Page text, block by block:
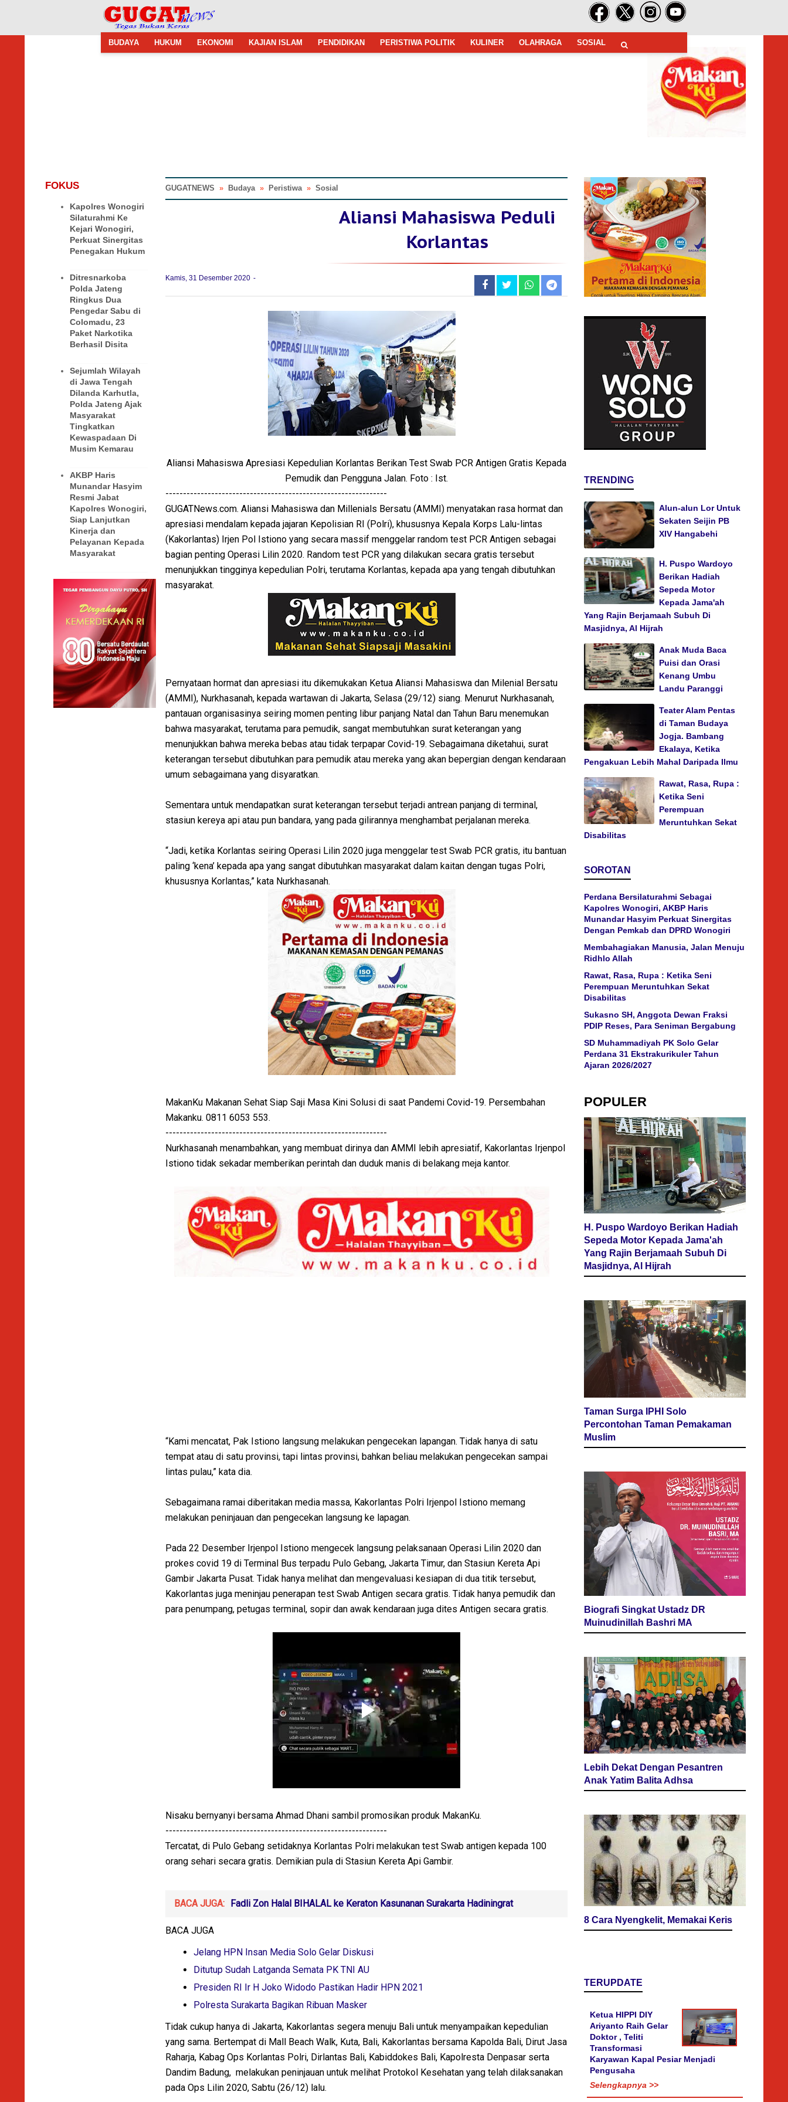
BUDAYA HUKUM EKONOMI KAJIAN ISLAM PENDIDIKAN PERISTIWA POLITIK KULINER OLAHRAGA SOSIAL
FOKUS
Kapolres Wonogiri
Silaturahmi Ke
Kejari Wonogiri,
Perkuat Sinergitas
Penegakan Hukum
Ditresnarkoba
Polda Jateng
Ringkus Dua
Pengedar Sabu di
Colomadu, 23
Paket Narkotika
Berhasil Disita
Sejumlah Wilayah
di Jawa Tengah
Dilanda Karhutla,
Polda Jateng Ajak
Masyarakat
Tingkatkan
Kewaspadaan Di
Musim Kemarau
AKBP Haris
Munandar Hasyim
Resmi Jabat
Kapolres Wonogiri,
Siap Lanjutkan
Kinerja dan
Pelayanan Kepada
Masyarakat
GUGATNEWS » Budaya » Peristiwa » Sosial
Aliansi Mahasiswa Peduli
Korlantas
Kamis, 31 Desember 2020
Aliansi Mahasiswa Apresiasi Kepedulian Korlantas Berikan Test Swab PCR Antigen Gratis Kepada
Pemudik dan Pengguna Jalan. Foto : Ist.
---------------------------------------------------------------
GUGATNews.com. Aliansi Mahasiswa dan Millenials Bersatu (AMMI) menyatakan rasa hormat dan
apresiasi mendalam kepada jajaran Kepolisian RI (Polri), khususnya Kepala Korps Lalu-lintas
(Kakorlantas) Irjen Pol Istiono yang secara massif menggelar random test PCR Antigen sebagai
bagian penting Operasi Lilin 2020. Random test PCR yang dilakukan secara gratis tersebut
menunjukkan tingginya kepedulian Polri, terutama Korlantas, kepada apa yang tengah dibutuhkan
masyarakat.
Pernyataan hormat dan apresiasi itu dikemukakan Ketua Aliansi Mahasiswa dan Milenial Bersatu
(AMMI), Nurkhasanah, kepada wartawan di Jakarta, Selasa (29/12) siang. Menurut Nurkhasanah,
pantauan organisasinya seiring momen penting libur panjang Natal dan Tahun Baru menemukan
bahwa masyarakat, terutama para pemudik, sangat membutuhkan surat keterangan yang
menunjukkan bahwa mereka bebas atau tidak terpapar Covid-19. Sebagaimana diketahui, surat
keterangan tersebut dibutuhkan para pemudik atau mereka yang akan bepergian dengan kendaraan
umum sebagaimana yang disyaratkan.
Sementara untuk mendapatkan surat keterangan tersebut terjadi antrean panjang di terminal,
stasiun kereya api atau pun bandara, yang pada gilirannya menghambat perjalanan mereka.
“Jadi, ketika Korlantas seiring Operasi Lilin 2020 juga menggelar test Swab PCR gratis, itu bantuan
paling ‘kena’ kepada apa yang sangat dibutuhkan masyarakat dalam kaitan dengan tugas Polri,
khususnya Korlantas,” kata Nurkhasanah.
MakanKu Makanan Sehat Siap Saji Masa Kini Solusi di saat Pandemi Covid-19. Persembahan
Makanku. 0811 6053 553.
---------------------------------------------------------------
Nurkhasanah menambahkan, yang membuat dirinya dan AMMI lebih apresiatif, Kakorlantas Irjenpol
Istiono tidak sekadar memberikan perintah dan duduk manis di belakang meja kantor.
“Kami mencatat, Pak Istiono langsung melakukan pengecekan lapangan. Tidak hanya di satu
tempat atau di satu provinsi, tapi lintas provinsi, bahkan beliau melakukan pengecekan sampai
lintas pulau,” kata dia.
Sebagaimana ramai diberitakan media massa, Kakorlantas Polri Irjenpol Istiono memang
melakukan peninjauan dan pengecekan langsung ke lapagan.
Pada 22 Desember Irjenpol Istiono mengecek langsung pelaksanaan Operasi Lilin 2020 dan
prokes covid 19 di Terminal Bus terpadu Pulo Gebang, Jakarta Timur, dan Stasiun Kereta Api
Gambir Jakarta Pusat. Tidak hanya melihat dan mengevaluasi kesiapan di dua titik tersebut,
Kakorlantas juga meninjau penerapan test Swab Antigen secara gratis. Tidak hanya pemudik dan
para penumpang, petugas terminal, sopir dan awak kendaraan juga dites Antigen secara gratis.
Nisaku bernyanyi bersama Ahmad Dhani sambil promosikan produk MakanKu.
---------------------------------------------------------------
Tercatat, di Pulo Gebang setidaknya Korlantas Polri melakukan test Swab antigen kepada 100
orang sehari secara gratis. Demikian pula di Stasiun Kereta Api Gambir.
BACA JUGA: Fadli Zon Halal BIHALAL ke Keraton Kasunanan Surakarta Hadiningrat
BACA JUGA
Jelang HPN Insan Media Solo Gelar Diskusi
Ditutup Sudah Latganda Semata PK TNI AU
Presiden RI Ir H Joko Widodo Pastikan Hadir HPN 2021
Polresta Surakarta Bagikan Ribuan Masker
Tidak cukup hanya di Jakarta, Kakorlantas segera menuju Bali untuk menyampaikan kepedulian
yang sama. Bertempat di Mall Beach Walk, Kuta, Bali, Kakorlantas bersama Kapolda Bali, Dirut Jasa
Raharja, Kabag Ops Korlantas Polri, Dirlantas Bali, Kabiddokes Bali, Kapolresta Denpasar serta
Dandim Badung, melakukan peninjauan untuk melihat Protokol Kesehatan yang telah dilaksanakan
pada Ops Lilin 2020, Sabtu (26/12) lalu.
TRENDING
Alun-alun Lor Untuk
Sekaten Seijin PB
XIV Hangabehi
H. Puspo Wardoyo
Berikan Hadiah
Sepeda Motor
Kepada Jama'ah
Yang Rajin Berjamaah Subuh Di
Masjidnya, Al Hijrah
Anak Muda Baca
Puisi dan Orasi
Kenang Umbu
Landu Paranggi
Teater Alam Pentas
di Taman Budaya
Jogja. Bambang
Ekalaya, Ketika
Pengakuan Lebih Mahal Daripada Ilmu
Rawat, Rasa, Rupa :
Ketika Seni
Perempuan
Meruntuhkan Sekat
Disabilitas
SOROTAN
Perdana Bersilaturahmi Sebagai
Kapolres Wonogiri, AKBP Haris
Munandar Hasyim Perkuat Sinergitas
Dengan Pemkab dan DPRD Wonogiri
Membahagiakan Manusia, Jalan Menuju
Ridhlo Allah
Rawat, Rasa, Rupa : Ketika Seni
Perempuan Meruntuhkan Sekat
Disabilitas
Sukasno SH, Anggota Dewan Fraksi
PDIP Reses, Para Seniman Bergabung
SD Muhammadiyah PK Solo Gelar
Perdana 31 Ekstrakurikuler Tahun
Ajaran 2026/2027
POPULER
H. Puspo Wardoyo Berikan Hadiah
Sepeda Motor Kepada Jama'ah
Yang Rajin Berjamaah Subuh Di
Masjidnya, Al Hijrah
Taman Surga IPHI Solo
Percontohan Taman Pemakaman
Muslim
Biografi Singkat Ustadz DR
Muinudinillah Bashri MA
Lebih Dekat Dengan Pesantren
Anak Yatim Balita Adhsa
8 Cara Nyengkelit, Memakai Keris
TERUPDATE
Ketua HIPPI DIY
Ariyanto Raih Gelar
Doktor , Teliti
Transformasi
Karyawan Kapal Pesiar Menjadi
Pengusaha
Selengkapnya >>